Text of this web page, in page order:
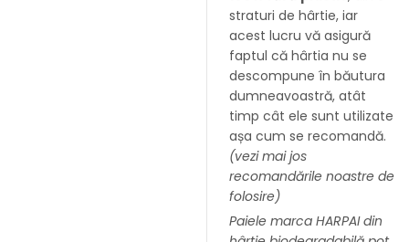
straturi de hârtie, iar
acest lucru vă asigură
faptul că hârtia nu se
descompune în băutura
dumneavoastră, atât
timp cât ele sunt utilizate
așa cum se recomandă.
(vezi mai jos
recomandările noastre de
folosire)
Paiele marca HARPAI din